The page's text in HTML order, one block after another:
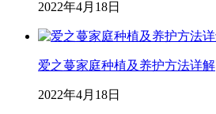
2022年4月18日
爱之蔓家庭种植及养护方法详解
2022年4月18日